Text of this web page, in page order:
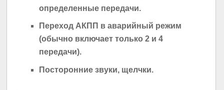
определенные передачи.
Переход АКПП в аварийный режим
(обычно включает только 2 и 4
передачи).
Посторонние звуки, щелчки.